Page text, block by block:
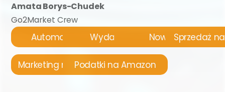
Amata Borys-Chudek
Go2Market Crew
AutomatyzacjaWydarzenia NowościSprzedaż
Marketing na AmazonPodatki na Amazon